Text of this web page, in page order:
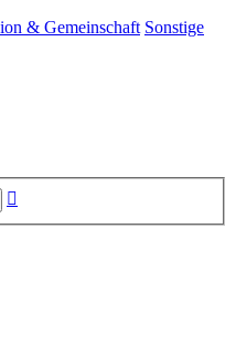
& Gemeinschaft Sonstige